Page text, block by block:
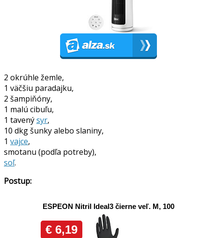
2 okrúhle žemle,
1 väčšiu paradajku,
2 šampiňóny,
1 malú cibuľu,
1 tavenýsyr,
10 dkg šunky alebo slaniny,
1 vajce,
smotanu (podľa potreby),
soľ.
Postup: